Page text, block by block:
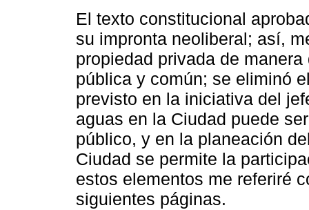
El texto constitucional
su impronta neoliberal; así,
propiedad privada de
pública y común; se eliminó
previsto en la iniciativa del
aguas en la Ciudad puede
público, y en la planeación
Ciudad se permite la
estos elementos me referiré
siguientes páginas.